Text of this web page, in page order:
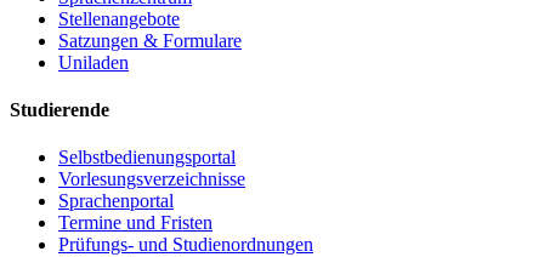
Stellenangebote
Satzungen & Formulare
Uniladen
Studierende
Selbstbedienungsportal
Vorlesungsverzeichnisse
Sprachenportal
Termine und Fristen
Prüfungs- und Studienordnungen